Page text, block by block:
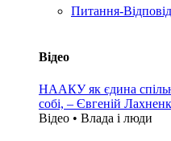
Питання-
Відео
НААКУ як єдина
собі, – Євгеній
Відео • Влада i люди